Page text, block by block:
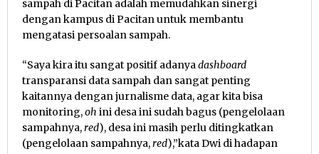
sampah di Pacitan adalah memudahkan sinergi
dengan kampus di Pacitan untuk membantu
mengatasi persoalan sampah.
“Saya kira itu sangat positif adanya dashboard
transparansi data sampah dan sangat penting
kaitannya dengan jurnalisme data, agar kita bisa
monitoring,oh ini desa ini sudah bagus (pengelolaan
sampahnya, red), desa ini masih perlu ditingkatkan
(pengelolaan sampahnya, red),”kata Dwi di hadapan